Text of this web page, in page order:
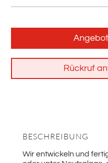
Rückruf
BESCHREIBUNG
Wir entwickeln und